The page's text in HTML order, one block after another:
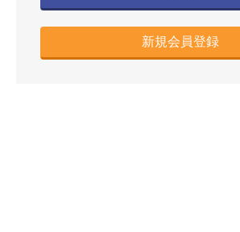
新規会員登録